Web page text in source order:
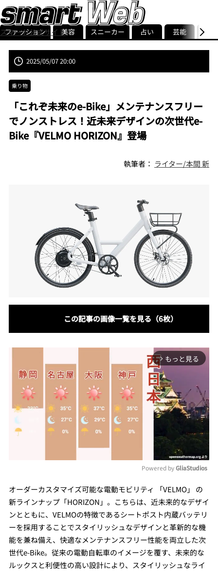
スマート公式サイト
smart最新号
記事一覧ランキング
ストリ
ファッション 美容 スニーカー 占い 芸能 グル
2025/05/07 20:00
乗り物
「これぞ未来のe-Bike」メンテナンスフリー
でノンストレス！近未来デザインの次世代e-
Bike『VELMO HORIZON』登場
執筆者： ライター/本間 新
この記事の画像一覧を見る（6枚）
arrow_forward_ios もっと見る
Mute
Powered by GliaStudios
オーダーカスタマイズ可能な電動モビリティ 「VELMO」 の
新ラインナップ「HORIZON」。こちらは、近未来的なデザイ
ンとともに、VELMOの特徴であるシートポスト内蔵バッテリ
ーを採用することでスタイリッシュなデザインと革新的な機
能を兼ね備え、快適なメンテナンスフリー性能を両立した次
世代e-Bike。従来の電動自転車のイメージを覆す、未来的な
ルックスと利便性の高い設計により、スタイリッシュなライ